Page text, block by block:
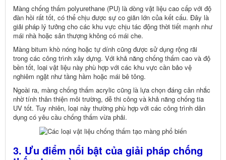
Màng chống thấm polyurethane (PU) là dòng vật liệu cao cấp với độ
đàn hồi rất tốt, có thể chịu được sự co giãn lớn của kết cấu. Đây là
giải pháp lý tưởng cho các khu vực chịu tác động thời tiết mạnh như
mái nhà hoặc sân thượng không có mái che.
Màng bitum khò nóng hoặc tự dính cũng được sử dụng rộng rãi
trong các công trình xây dựng. Với khả năng chống thấm cao và độ
bền tốt, loại vật liệu này phù hợp với các khu vực cần bảo vệ
nghiêm ngặt như tầng hầm hoặc mái bê tông.
Ngoài ra, màng chống thấm acrylic cũng là lựa chọn đáng cân nhắc
nhờ tính thân thiện môi trường, dễ thi công và khả năng chống tia
UV tốt. Tuy nhiên, loại này thường phù hợp với các công trình dân
dụng có yêu cầu chống thấm vừa phải.
3. Ưu điểm nổi bật của giải pháp chống